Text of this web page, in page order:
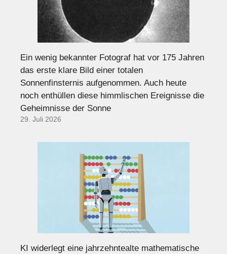
Ein wenig bekannter Fotograf hat vor 175 Jahren
das erste klare Bild einer totalen
Sonnenfinsternis aufgenommen. Auch heute
noch enthüllen diese himmlischen Ereignisse die
Geheimnisse der Sonne
29. Juli 2026
KI widerlegt eine jahrzehntealte mathematische